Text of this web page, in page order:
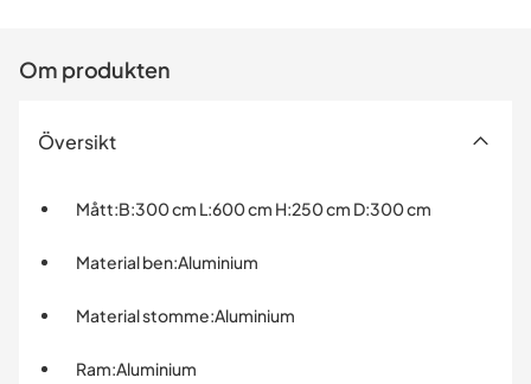
Om produkten
Översikt
Mått:B:300 cm L:600 cm H:250 cm D:300 cm
Material ben:Aluminium
Material stomme:Aluminium
Ram:Aluminium